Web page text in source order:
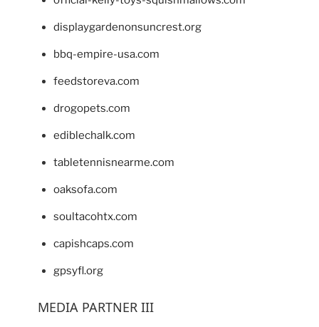
displaygardenonsuncrest.org
bbq-empire-usa.com
feedstoreva.com
drogopets.com
ediblechalk.com
tabletennisnearme.com
oaksofa.com
soultacohtx.com
capishcaps.com
gpsyfl.org
MEDIA PARTNER III